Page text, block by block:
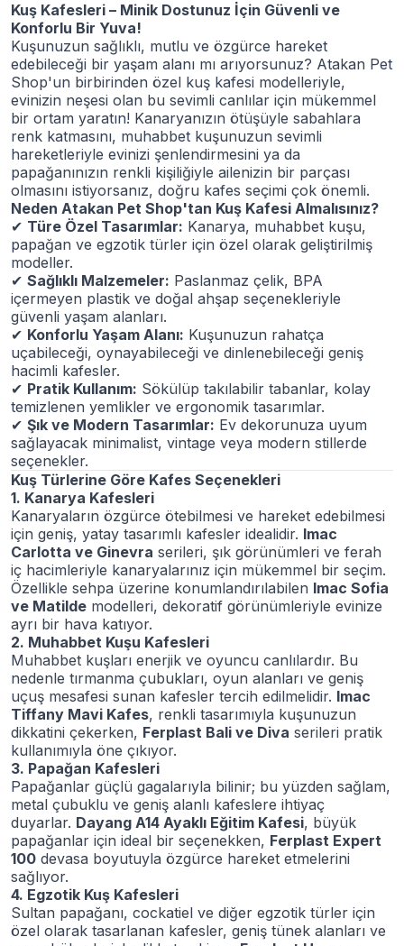
Kuş Kafesleri – Minik Dostunuz İçin Güvenli ve
Konforlu Bir Yuva!
Kuşunuzun sağlıklı, mutlu ve özgürce hareket
edebileceği bir yaşam alanı mı arıyorsunuz? Atakan Pet
Shop'un birbirinden özel kuş kafesi modelleriyle,
evinizin neşesi olan bu sevimli canlılar için mükemmel
bir ortam yaratın! Kanaryanızın ötüşüyle sabahlara
renk katmasını, muhabbet kuşunuzun sevimli
hareketleriyle evinizi şenlendirmesini ya da
papağanınızın renkli kişiliğiyle ailenizin bir parçası
olmasını istiyorsanız, doğru kafes seçimi çok önemli.
Neden Atakan Pet Shop'tan Kuş Kafesi Almalısınız?
✔ Türe Özel Tasarımlar: Kanarya, muhabbet kuşu,
papağan ve egzotik türler için özel olarak geliştirilmiş
modeller.
✔ Sağlıklı Malzemeler: Paslanmaz çelik, BPA
içermeyen plastik ve doğal ahşap seçenekleriyle
güvenli yaşam alanları.
✔ Konforlu Yaşam Alanı: Kuşunuzun rahatça
uçabileceği, oynayabileceği ve dinlenebileceği geniş
hacimli kafesler.
✔ Pratik Kullanım: Sökülüp takılabilir tabanlar, kolay
temizlenen yemlikler ve ergonomik tasarımlar.
✔ Şık ve Modern Tasarımlar: Ev dekorunuza uyum
sağlayacak minimalist, vintage veya modern stillerde
seçenekler.
Kuş Türlerine Göre Kafes Seçenekleri
1. Kanarya Kafesleri
Kanaryaların özgürce ötebilmesi ve hareket edebilmesi
için geniş, yatay tasarımlı kafesler idealidir. Imac
Carlotta ve Ginevra serileri, şık görünümleri ve ferah
iç hacimleriyle kanaryalarınız için mükemmel bir seçim.
Özellikle sehpa üzerine konumlandırılabilen Imac Sofia
ve Matilde modelleri, dekoratif görünümleriyle evinize
ayrı bir hava katıyor.
2. Muhabbet Kuşu Kafesleri
Muhabbet kuşları enerjik ve oyuncu canlılardır. Bu
nedenle tırmanma çubukları, oyun alanları ve geniş
uçuş mesafesi sunan kafesler tercih edilmelidir. Imac
Tiffany Mavi Kafes, renkli tasarımıyla kuşunuzun
dikkatini çekerken, Ferplast Bali ve Diva serileri pratik
kullanımıyla öne çıkıyor.
3. Papağan Kafesleri
Papağanlar güçlü gagalarıyla bilinir; bu yüzden sağlam,
metal çubuklu ve geniş alanlı kafeslere ihtiyaç
duyarlar. Dayang A14 Ayaklı Eğitim Kafesi, büyük
papağanlar için ideal bir seçenekken, Ferplast Expert
100 devasa boyutuyla özgürce hareket etmelerini
sağlıyor.
4. Egzotik Kuş Kafesleri
Sultan papağanı, cockatiel ve diğer egzotik türler için
özel olarak tasarlanan kafesler, geniş tünek alanları ve